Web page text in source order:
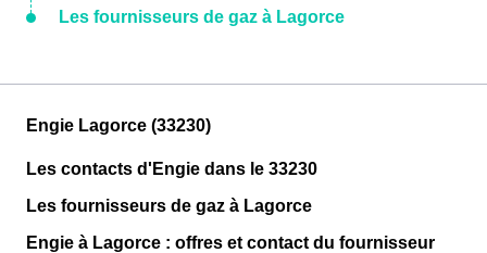
Les fournisseurs de gaz à Lagorce
Engie Lagorce (33230)
Les contacts d'Engie dans le 33230
Les fournisseurs de gaz à Lagorce
Engie à Lagorce : offres et contact du fournisseur